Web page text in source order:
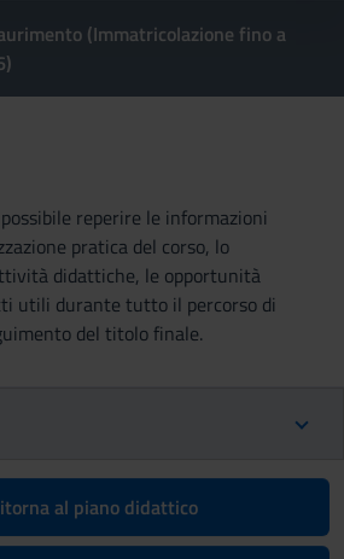
(Immatricolazione fino a
reperire le informazioni
pratica del corso, lo
didattiche, le opportunità
utili durante tutto il percorso di
del titolo finale.
al piano didattico